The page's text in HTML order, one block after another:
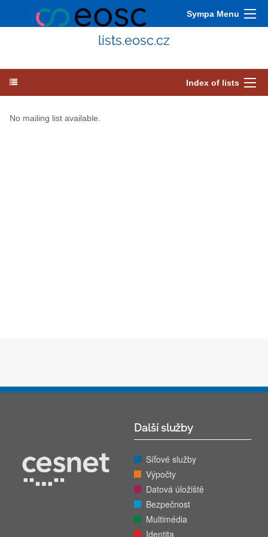
Sympa Menu
lists.eosc.cz
Index of lists
No mailing list available.
Další služby
Síťové služby
Výpočty
Datová úložiště
Bezpečnost
Multimédia
Identita